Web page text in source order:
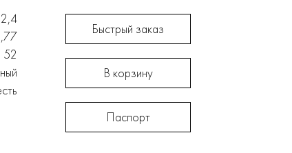
2,4
52
Быстрый заказ
В корзину
Паспорт